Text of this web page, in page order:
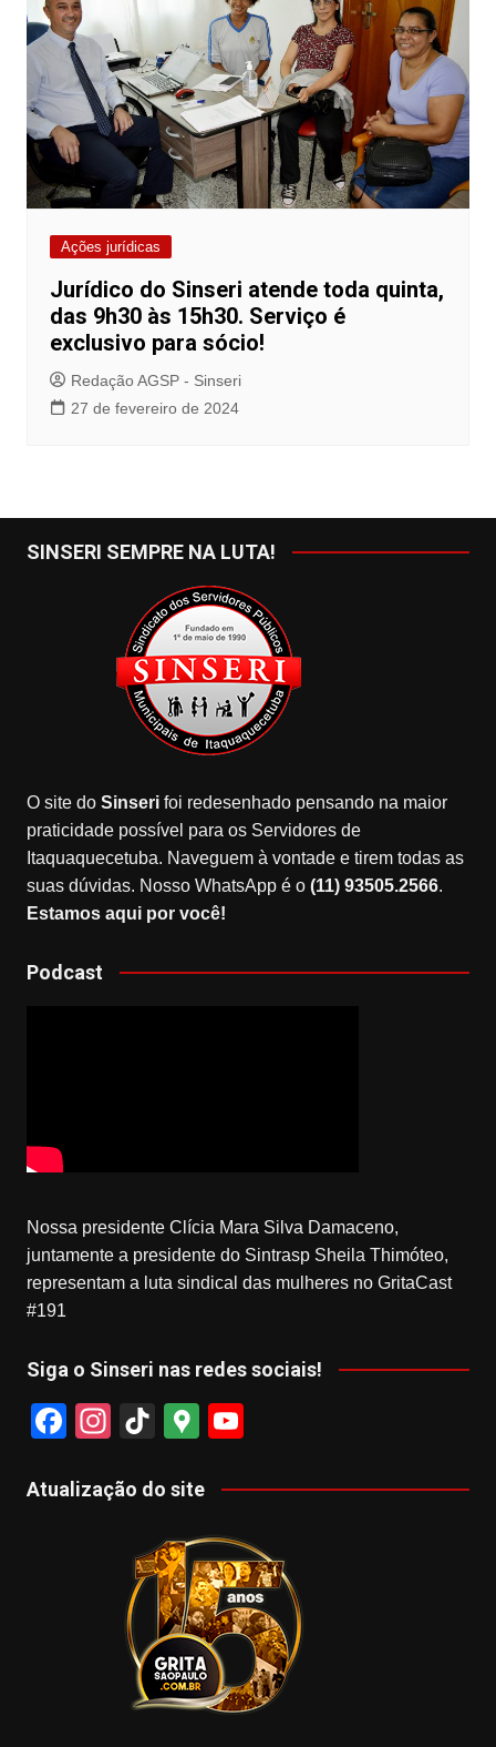
Ações jurídicas
Jurídico do Sinseri atende toda quinta,
das 9h30 às 15h30. Serviço é
exclusivo para sócio!
Redação AGSP - Sinseri
27 de fevereiro de 2024
SINSERI SEMPRE NA LUTA!
O site do Sinserifoi redesenhado pensando na maior
praticidade possível para os Servidores de
Itaquaquecetuba. Naveguem à vontade e tirem todas as
suas dúvidas. Nosso WhatsApp é o (11) 93505.2566.
Estamos aqui por você!
Podcast
Nossa presidente Clícia Mara Silva Damaceno,
juntamente a presidente do Sintrasp Sheila Thimóteo,
representam a luta sindical das mulheres no GritaCast
#191
Siga o Sinseri nas redes sociais!
F
c
In
a
m
Ti
T
k
G
o
gl
e
M
a
p
s
u
u
b
e
Atualização do site